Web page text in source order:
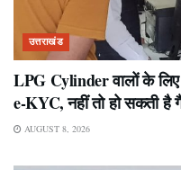
उत्तराखंड
LPG Cylinder वालों के
e-KYC, नहीं तो हो सकती है
AUGUST 8, 2026